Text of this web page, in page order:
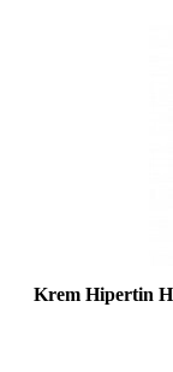
Krem Hipertin